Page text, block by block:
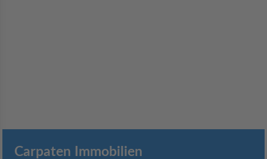
Carpaten Immobilien